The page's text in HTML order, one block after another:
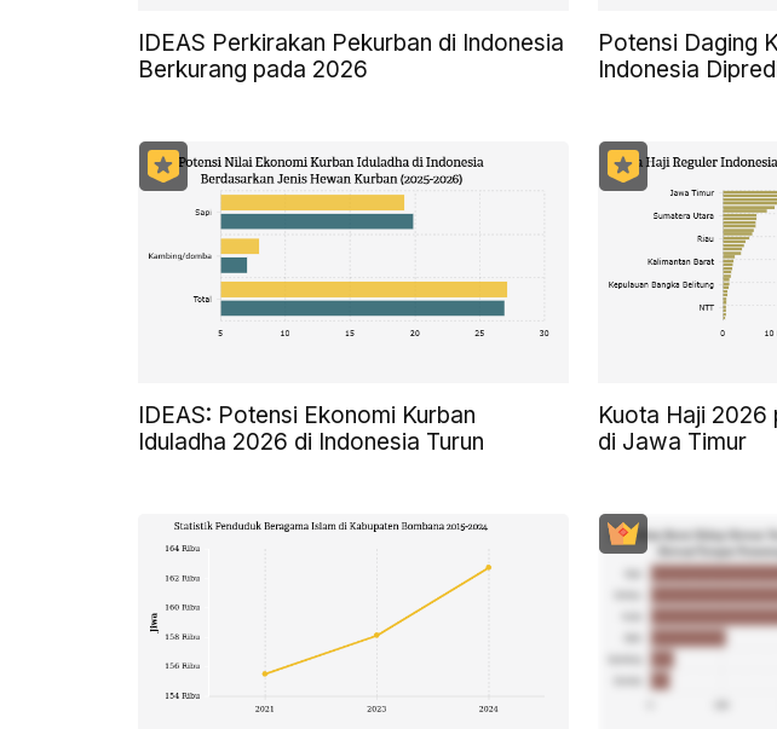
IDEAS Perkirakan Pekurban di Indonesia
Berkurang pada 2026
Potensi Daging
Indonesia
IDEAS: Potensi Ekonomi Kurban
Iduladha 2026 di Indonesia Turun
Kuota Haji
di Jawa Timur